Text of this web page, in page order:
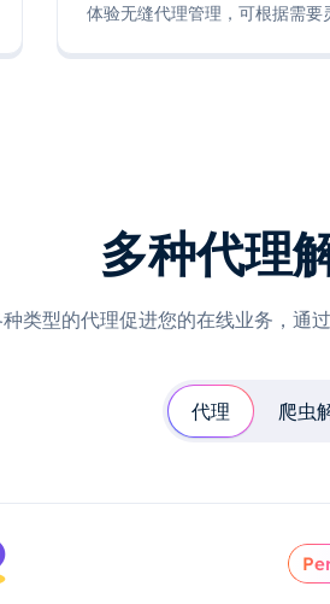
体验无缝代理管理，可根据需要
多种代理
类型的代理促进您的在线业务，通
代理 爬虫